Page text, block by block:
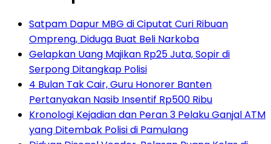
Satpam Dapur MBG di Ciputat Curi Ribuan
Ompreng, Diduga Buat Beli Narkoba
Gelapkan Uang Majikan Rp25 Juta, Sopir di
Serpong Ditangkap Polisi
4 Bulan Tak Cair, Guru Honorer Banten
Pertanyakan Nasib Insentif Rp500 Ribu
Kronologi Kejadian dan Peran 3 Pelaku Ganjal ATM
yang Ditembak Polisi di Pamulang